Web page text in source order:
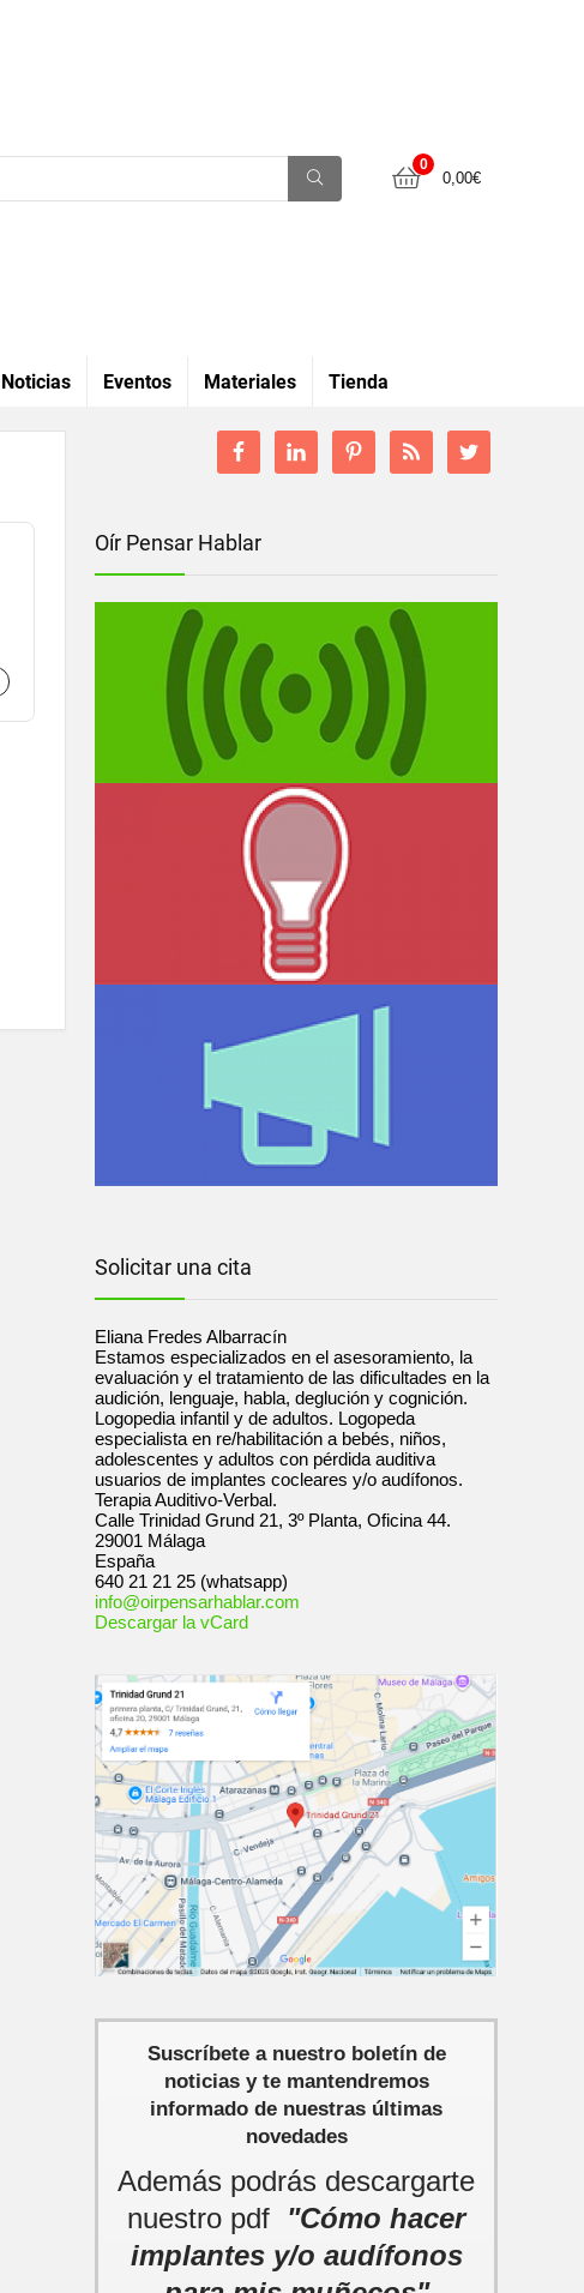
0
0,00€
Noticias Eventos Materiales Tienda
Oír Pensar Hablar
Solicitar una cita
Eliana Fredes Albarracín
Estamos especializados en el asesoramiento, la
evaluación y el tratamiento de las dificultades en la
audición, lenguaje, habla, deglución y cognición.
Logopedia infantil y de adultos. Logopeda
especialista en re/habilitación a bebés, niños,
adolescentes y adultos con pérdida auditiva
usuarios de implantes cocleares y/o audífonos.
Terapia Auditivo-Verbal.
Calle Trinidad Grund 21, 3º Planta, Oficina 44.
29001 Málaga
España
640 21 21 25 (whatsapp)
info@oirpensarhablar.com
Descargar la vCard
Suscríbete a nuestro boletín de
noticias y te mantendremos
informado de nuestras últimas
novedades
Además podrás descargarte
nuestro pdf "Cómo hacer
implantes y/o audífonos